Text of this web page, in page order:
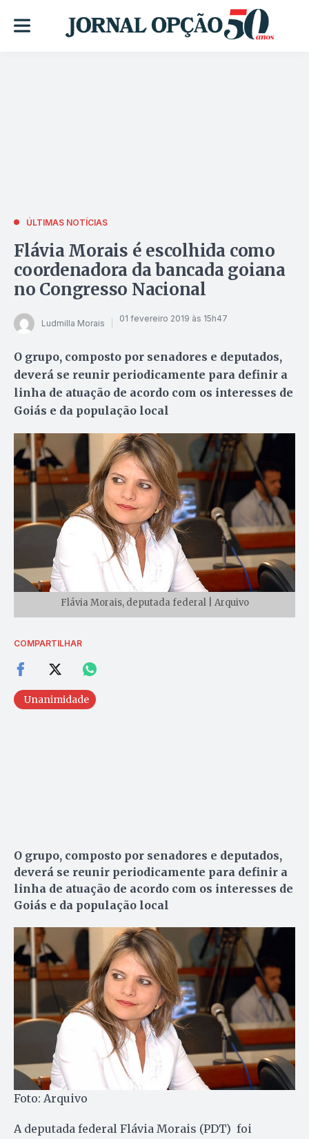
ÚLTIMAS NOTÍCIAS
Flávia Morais é escolhida como
coordenadora da bancada goiana
no Congresso Nacional
Ludmilla Morais 01 fevereiro 2019 às 15h47
O grupo, composto por senadores e deputados,
deverá se reunir periodicamente para definir a
linha de atuação de acordo com os interesses de
Goiás e da população local
Flávia Morais, deputada federal | Arquivo
COMPARTILHAR
Unanimidade
O grupo, composto por senadores e deputados,
deverá se reunir periodicamente para definir a
linha de atuação de acordo com os interesses de
Goiás e da população local
Foto: Arquivo
A deputada federal Flávia Morais (PDT) foi